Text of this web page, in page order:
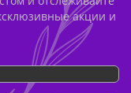
акции и